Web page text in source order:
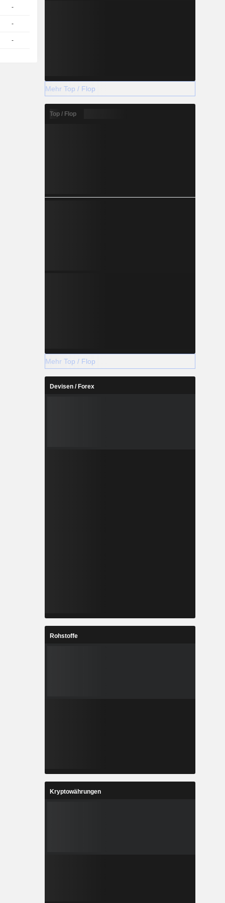
-
-
-
Mehr Top / Flop
Top / Flop
Mehr Top / Flop
Devisen / Forex
Rohstoffe
Kryptowährungen